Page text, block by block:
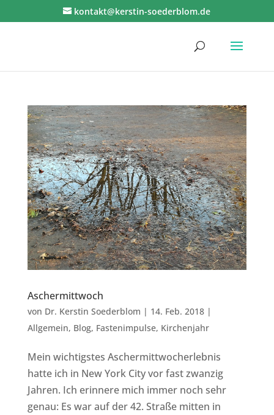
kontakt@kerstin-soederblom.de
Aschermittwoch
von Dr. Kerstin Soederblom | 14. Feb. 2018|
Allgemein, Blog, Fastenimpulse, Kirchenjahr
Mein wichtigstes Aschermittwocherlebnis
hatte ich in New York City vor fast zwanzig
Jahren. Ich erinnere mich immer noch sehr
genau: Es war auf der 42. Straße mitten in